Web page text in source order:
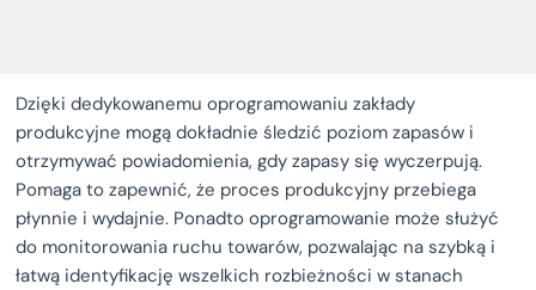
Dzięki dedykowanemu oprogramowaniu zakłady
produkcyjne mogą dokładnie śledzić poziom zapasów i
otrzymywać powiadomienia, gdy zapasy się wyczerpują.
Pomaga to zapewnić, że proces produkcyjny przebiega
płynnie i wydajnie. Ponadto oprogramowanie może służyć
do monitorowania ruchu towarów, pozwalając na szybką i
łatwą identyfikację wszelkich rozbieżności w stanach